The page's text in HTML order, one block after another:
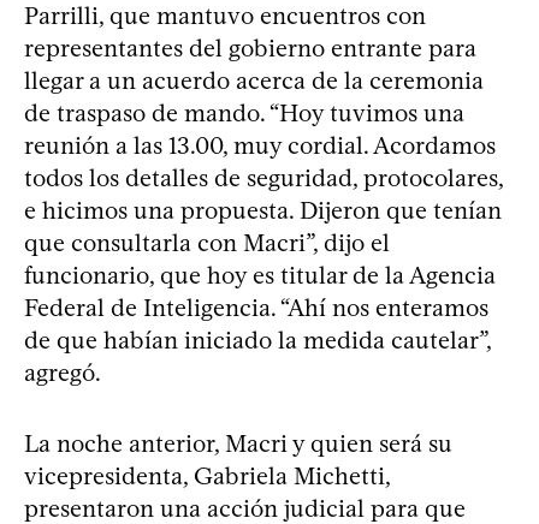
Parrilli, que mantuvo encuentros con
representantes del gobierno entrante para
llegar a un acuerdo acerca de la ceremonia
de traspaso de mando. “Hoy tuvimos una
reunión a las 13.00, muy cordial. Acordamos
todos los detalles de seguridad, protocolares,
e hicimos una propuesta. Dijeron que tenían
que consultarla con Macri”, dijo el
funcionario, que hoy es titular de la Agencia
Federal de Inteligencia. “Ahí nos enteramos
de que habían iniciado la medida cautelar”,
agregó.
La noche anterior, Macri y quien será su
vicepresidenta, Gabriela Michetti,
presentaron una acción judicial para que